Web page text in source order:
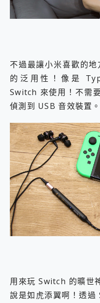
不過最讓小米喜歡的
的泛用性！像是
Switch 來使用！不需
偵測到 USB 音效裝置。
用來玩 Switch 的曠世
說是如虎添翼啊！透